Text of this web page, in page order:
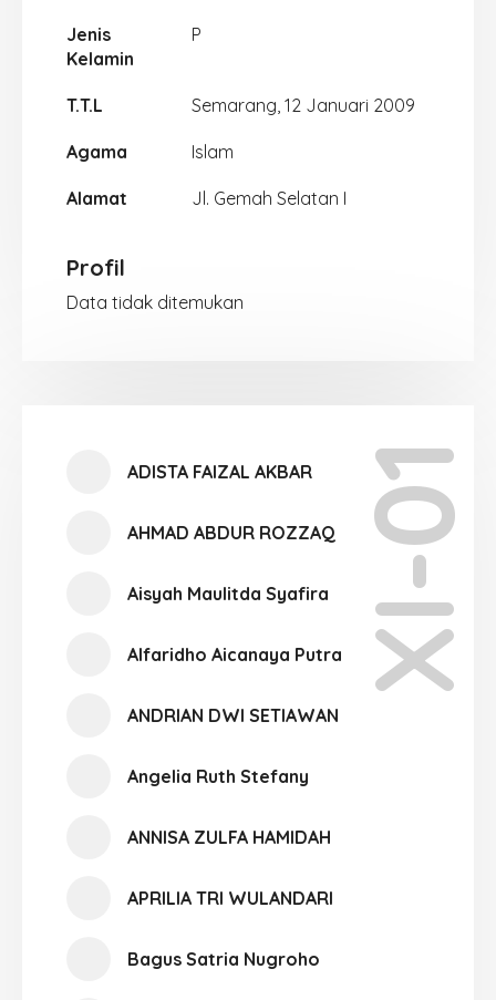
Jenis
Kelamin
P
T.T.L Semarang, 12 Januari 2009
Agama Islam
Alamat Jl. Gemah Selatan I
Profil
Data tidak ditemukan
XI-01
ADISTA FAIZAL AKBAR
AHMAD ABDUR ROZZAQ
Aisyah Maulitda Syafira
Alfaridho Aicanaya Putra
ANDRIAN DWI SETIAWAN
Angelia Ruth Stefany
ANNISA ZULFA HAMIDAH
APRILIA TRI WULANDARI
Bagus Satria Nugroho